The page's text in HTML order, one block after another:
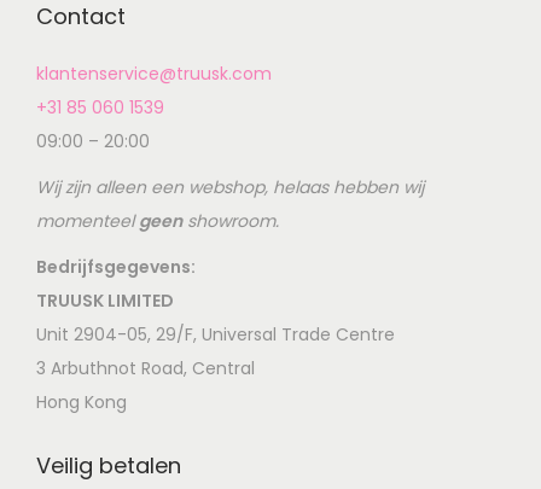
Contact
klantenservice@truusk.com
+31 85 060 1539
09:00 – 20:00
Wij zijn alleen een webshop, helaas hebben wij
momenteelgeenshowroom.
Bedrijfsgegevens:
TRUUSK LIMITED
Unit 2904-05, 29/F, Universal Trade Centre
3 Arbuthnot Road, Central
Hong Kong
Veilig betalen